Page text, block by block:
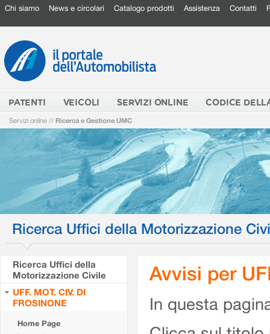
Chi siamo News e circolari Catalogo prodotti Assistenza Contatti
PATENTI VEICOLI SERVIZI ONLINE CODICE
Servizi online // Ricerca e Gestione UMC
Ricerca Uffici della Motorizzazione
Ricerca Uffici della
Motorizzazione Civile
UFF. MOT. CIV. DI
FROSINONE
Home Page
Avvisi per
In questa